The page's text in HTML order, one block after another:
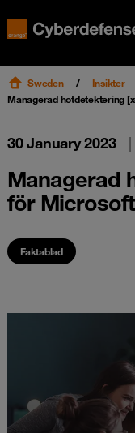
Sweden Insikter
Managerad hotdetektering
30 January 2023 |
Managerad
för
Faktablad